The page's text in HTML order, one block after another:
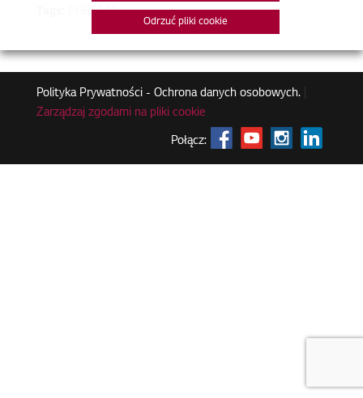
PHRSTA0
Polityka Prywatności - Ochrona danych osobowych.|
Zarządzaj zgodami na pliki cookie
Połącz:
Odrzuć pliki cookie